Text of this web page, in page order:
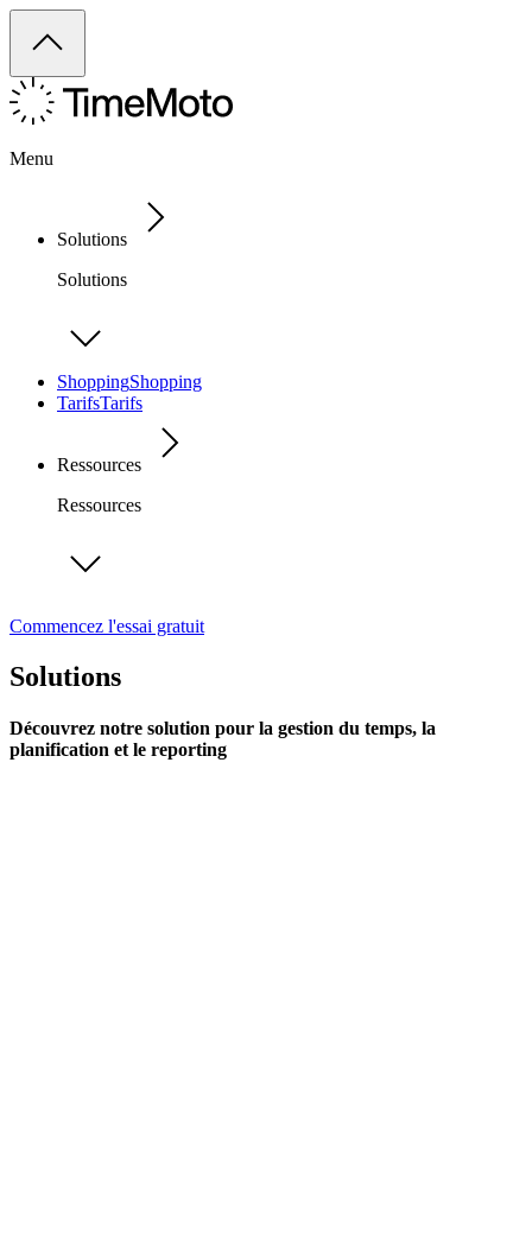
Menu
Solutions
Solutions
ShoppingShopping
TarifsTarifs
Ressources
Ressources
Commencez l'essai gratuit
Solutions
Découvrez notre solution pour la gestion du temps, la
planification et le reporting